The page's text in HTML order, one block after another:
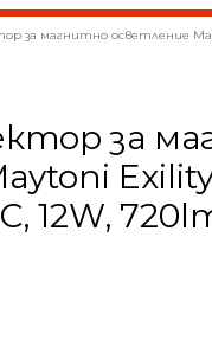
за магнитно осветление
за
12W,